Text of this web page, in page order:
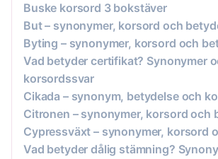
Buske korsord 3 bokstäver
But – synonymer, korsord och
Byting – synonymer, korsord och
Vad betyder certifikat? Synonymer
korsordssvar
Cikada – synonym, betydelse och
Citronen – synonymer, korsord och
Cypressväxt – synonymer, korsord
Vad betyder dålig stämning?